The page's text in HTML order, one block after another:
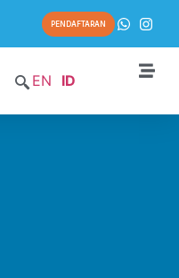
PENDAFTARAN
EN ID